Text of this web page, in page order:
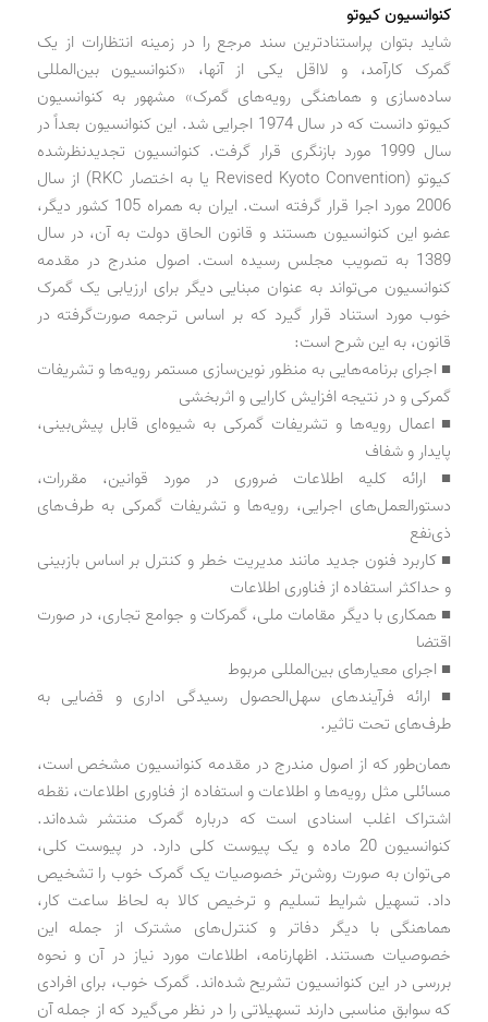
کنوانسیون کیوتو
شاید بتوان پراستنادترین سند مرجع را در زمینه انتظارات از یک
گمرک کارآمد، و لااقل یکی از آنها، «کنوانسیون بین‌المللی
ساده‌سازی و هماهنگی رویه‌های گمرک» مشهور به کنوانسیون
کیوتو دانست که در سال 1974 اجرایی شد. این کنوانسیون بعداً در
سال 1999 مورد بازنگری قرار گرفت. کنوانسیون تجدیدنظرشده
کیوتو (Revised Kyoto Convention یا به اختصار RKC) از سال
2006 مورد اجرا قرار گرفته است. ایران به همراه 105 کشور دیگر،
عضو این کنوانسیون هستند و قانون الحاق دولت به آن، در سال
1389 به تصویب مجلس رسیده است. اصول مندرج در مقدمه
کنوانسیون می‌تواند به عنوان مبنایی دیگر برای ارزیابی یک گمرک
خوب مورد استناد قرار گیرد که بر اساس ترجمه صورت‌گرفته در
قانون، به این شرح است:
■ اجرای برنامه‌هایی به منظور نوین‌سازی مستمر رویه‌ها و تشریفات
گمرکی و در نتیجه افزایش کارایی و اثربخشی
■ اعمال رویه‌ها و تشریفات گمرکی به شیوه‌ای قابل پیش‌بینی،
پایدار و شفاف
■ ارائه کلیه اطلاعات ضروری در مورد قوانین، مقررات،
دستورالعمل‌های اجرایی، رویه‌ها و تشریفات گمرکی به طرف‌های
ذی‌نفع
■ کاربرد فنون جدید مانند مدیریت خطر و کنترل بر اساس بازبینی
و حداکثر استفاده از فناوری اطلاعات
■ همکاری با دیگر مقامات ملی، گمرکات و جوامع تجاری، در صورت
اقتضا
■ اجرای معیارهای بین‌المللی مربوط
■ ارائه فرآیندهای سهل‌الحصول رسیدگی اداری و قضایی به
طرف‌های تحت تاثیر.
همان‌طور که از اصول مندرج در مقدمه کنوانسیون مشخص است،
مسائلی مثل رویه‌ها و اطلاعات و استفاده از فناوری اطلاعات، نقطه
اشتراک اغلب اسنادی است که درباره گمرک منتشر شده‌اند.
کنوانسیون 20 ماده و یک پیوست کلی دارد. در پیوست کلی،
می‌توان به صورت روشن‌تر خصوصیات یک گمرک خوب را تشخیص
داد. تسهیل شرایط تسلیم و ترخیص کالا به لحاظ ساعت کار،
هماهنگی با دیگر دفاتر و کنترل‌های مشترک از جمله این
خصوصیات هستند. اظهارنامه، اطلاعات مورد نیاز در آن و نحوه
بررسی در این کنوانسیون تشریح شده‌اند. گمرک خوب، برای افرادی
که سوابق مناسبی دارند تسهیلاتی را در نظر می‌گیرد که از جمله آن